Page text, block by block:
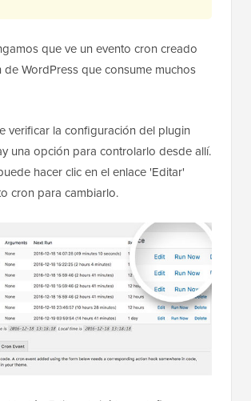
que ve un evento cron creado
WordPress que consume muchos
verificar la configuración del plugin
una opción para controlarlo desde allí.
hacer clic en el enlace 'Editar'
cron para cambiarlo.